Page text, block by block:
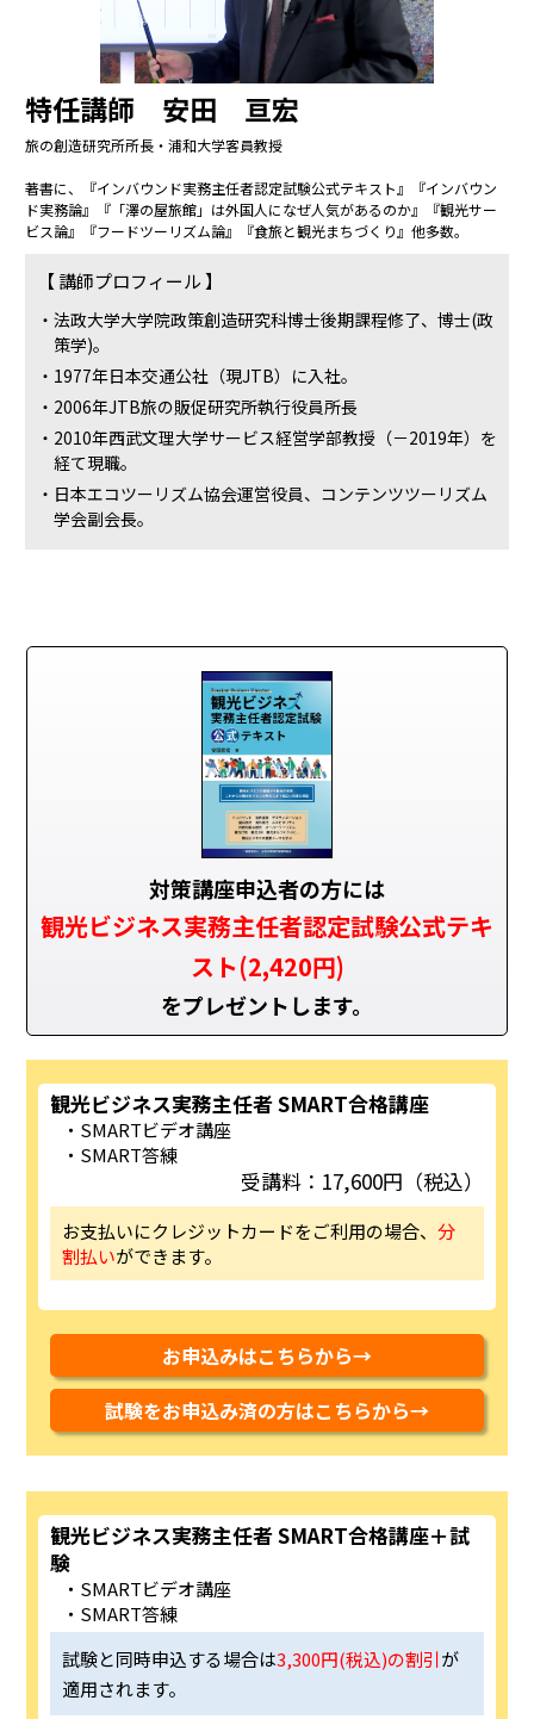
特任講師 安田 亘宏
旅の創造研究所所長・浦和大学客員教授
著書に、『インバウンド実務主任者認定試験公式テキスト』『インバウン
ド実務論』『「澤の屋旅館」は外国人になぜ人気があるのか』『観光サー
ビス論』『フードツーリズム論』『食旅と観光まちづくり』他多数。
【 講師プロフィール 】
法政大学大学院政策創造研究科博士後期課程修了、博士(政
策学)。
1977年日本交通公社（現JTB）に入社。
2006年JTB旅の販促研究所執行役員所長
2010年西武文理大学サービス経営学部教授（－2019年）を
経て現職。
日本エコツーリズム協会運営役員、コンテンツツーリズム
学会副会長。
対策講座申込者の方には
観光ビジネス実務主任者認定試験公式テキ
スト(2,420円)
をプレゼントします。
観光ビジネス実務主任者 SMART合格講座
SMARTビデオ講座
SMART答練
受講料：17,600円（税込）
お支払いにクレジットカードをご利用の場合、分
割払いができます。
お申込みはこちらから→
試験をお申込み済の方はこちらから→
観光ビジネス実務主任者 SMART合格講座＋試
験
SMARTビデオ講座
SMART答練
試験と同時申込する場合は3,300円(税込)の割引が
適用されます。